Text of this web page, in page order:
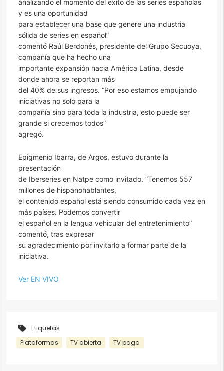
analizando el momento del éxito de las series españolas
y es una oportunidad
para establecer una base que genere una industria
sólida de series en español”
comentó Raúl Berdonés, presidente del Grupo Secuoya,
compañía que ha hecho una
importante expansión hacia América Latina, desde
donde ahora se reportan más
del 40% de sus ingresos. “Por eso estamos empujando
iniciativas no solo para la
compañía sino para toda la industria, esto puede ser
grande si crecemos todos”
agregó.
Epigmenio Ibarra, de Argos, estuvo durante la
presentación
de Iberseries en Natpe como invitado. “Tenemos 557
millones de hispanohablantes,
el contenido español está siendo consumido cada vez en
más países. Podemos convertir
el español en la lengua vehicular del entretenimiento”
comentó, tras expresar
su agradecimiento por invitarlo a formar parte de la
iniciativa.
Ver EN VIVO
Etiquetas
Plataformas
TV abierta TV paga